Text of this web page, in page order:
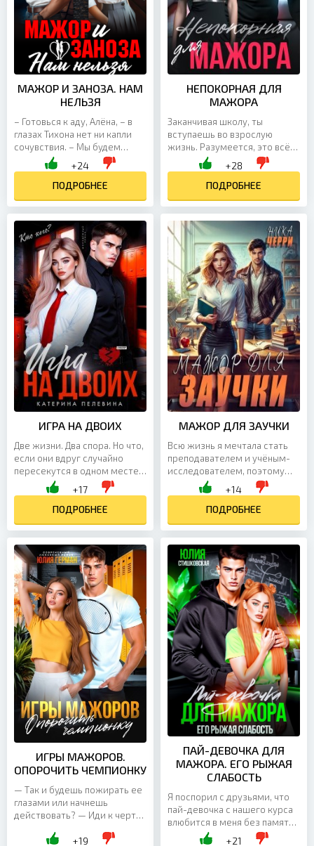
МАЖОР И ЗАНОЗА. НАМ
НЕЛЬЗЯ
– Готовься к аду, Алёна, – в
глазах Тихона нет ни капли
сочувствия. – Мы будем
рядом, чтобы ты не забывала,
что ты наше новое
развлечение, –...
+24
ПОДРОБНЕЕ
НЕПОКОРНАЯ ДЛЯ
МАЖОРА
Заканчивая школу, ты
вступаешь во взрослую
жизнь. Разумеется, это всё
понятно, НО! Почему мне
никто не говорил о том, что
эта самая жизнь начнёт...
+28
ПОДРОБНЕЕ
ИГРА НА ДВОИХ
Две жизни. Два спора. Но что,
если они вдруг случайно
пересекутся в одном месте в
одно время? – Пф-ф-ф… Я,
если захочу, эту выскочку
завалю за две...
+17
ПОДРОБНЕЕ
МАЖОР ДЛЯ ЗАУЧКИ
Всю жизнь я мечтала стать
преподавателем и учёным-
исследователем, поэтому
после окончания института
поступила в аспирантуру. Я
уверенно шла к своей...
+14
ПОДРОБНЕЕ
ИГРЫ МАЖОРОВ.
ОПОРОЧИТЬ ЧЕМПИОНКУ
— Так и будешь пожирать ее
глазами или начнешь
действовать? — Иди к черту!
отворачиваюсь, стараясь не
+19
ПАЙ-ДЕВОЧКА ДЛЯ
МАЖОРА. ЕГО РЫЖАЯ
СЛАБОСТЬ
Я поспорил с друзьями, что
пай-девочка с нашего курса
влюбится в меня без памяти.
И ничего, что она шарахается
+21